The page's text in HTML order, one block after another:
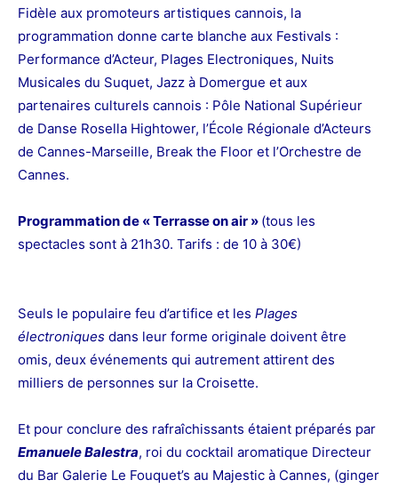
Fidèle aux promoteurs artistiques cannois, la
programmation donne carte blanche aux Festivals :
Performance d’Acteur, Plages Electroniques, Nuits
Musicales du Suquet, Jazz à Domergue et aux
partenaires culturels cannois : Pôle National Supérieur
de Danse Rosella Hightower, l’École Régionale d’Acteurs
de Cannes-Marseille, Break the Floor et l’Orchestre de
Cannes.
Programmation de « Terrasse on air » (tous les
spectacles sont à 21h30. Tarifs : de 10 à 30€)
Seuls le populaire feu d’artifice et les Plages
électroniques dans leur forme originale doivent être
omis, deux événements qui autrement attirent des
milliers de personnes sur la Croisette.
Et pour conclure des rafraîchissants étaient préparés par
Emanuele Balestra, roi du cocktail aromatique Directeur
du Bar Galerie Le Fouquet’s au Majestic à Cannes, (ginger